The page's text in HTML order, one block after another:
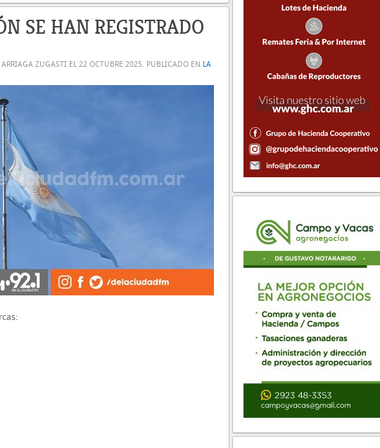
SE HAN REGISTRADO
ZUGASTI EL 22 OCTUBRE 2025. PUBLICADO EN LA